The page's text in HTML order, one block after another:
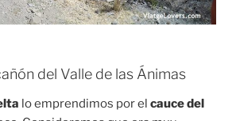
del Valle de las Ánimas
lo emprendimos por el cauce del